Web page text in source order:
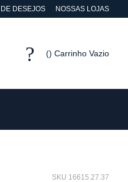
DE DESEJOS NOSSAS LOJAS
Carrinho Vazio
SKU 16615.27.37